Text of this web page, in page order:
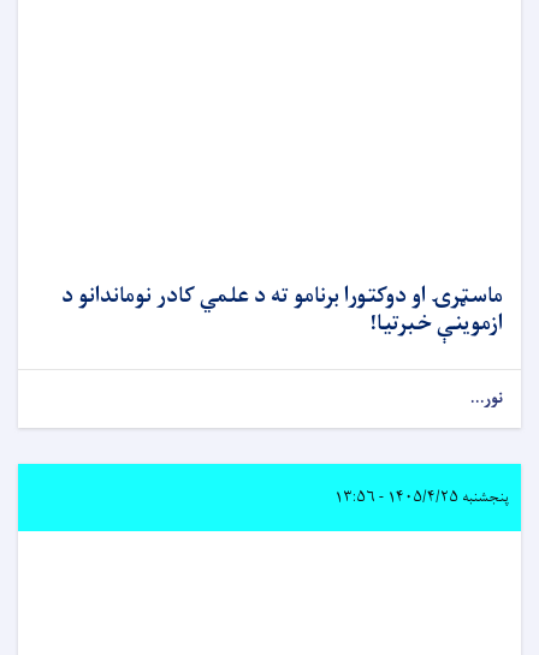
ماسټرۍ او دوکتورا برنامو ته د علمي کادر نوماندانو د
ازموینې خبرتیا!
نور...
پنجشنبه ۱۴۰۵/۴/۲۵ - ۱۳:۵۶